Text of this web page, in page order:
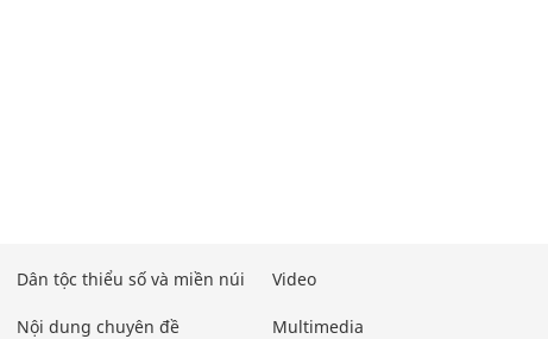
Dân tộc thiểu số và miền núi
Nội dung chuyên đề
Video
Multimedia